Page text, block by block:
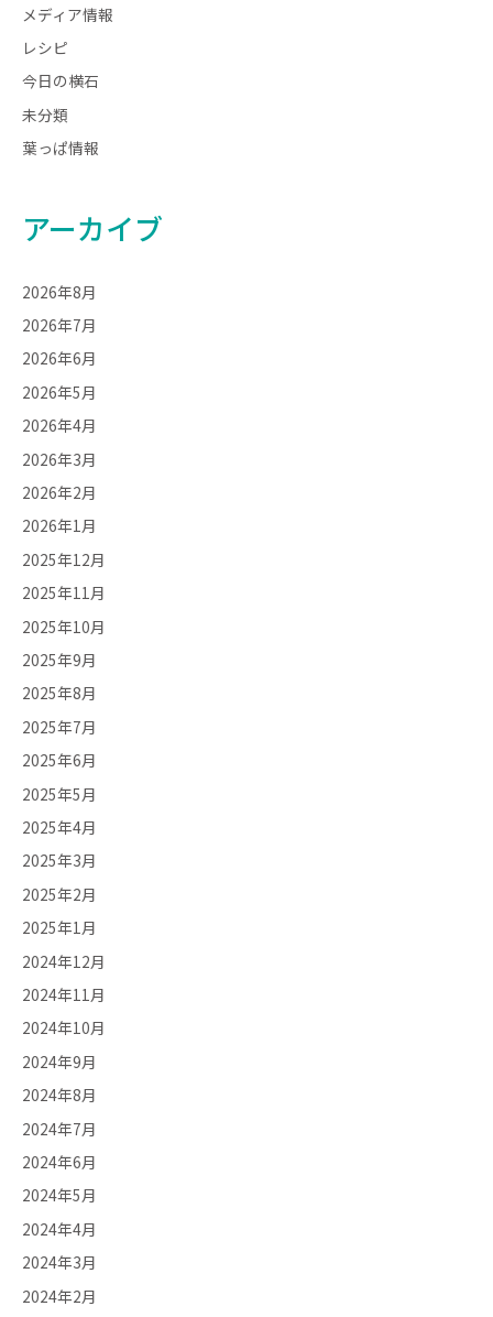
メディア情報
レシピ
今日の横石
未分類
葉っぱ情報
アーカイブ
2026年8月
2026年7月
2026年6月
2026年5月
2026年4月
2026年3月
2026年2月
2026年1月
2025年12月
2025年11月
2025年10月
2025年9月
2025年8月
2025年7月
2025年6月
2025年5月
2025年4月
2025年3月
2025年2月
2025年1月
2024年12月
2024年11月
2024年10月
2024年9月
2024年8月
2024年7月
2024年6月
2024年5月
2024年4月
2024年3月
2024年2月